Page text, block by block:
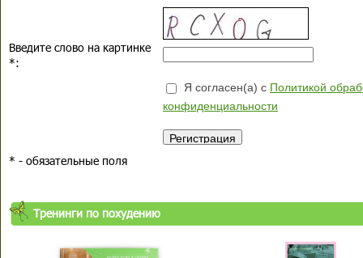
Введите слово на картинке
*:
Я согласен(а) с Политикой
конфиденциальности
* - обязательные поля
Тренинги по похудению